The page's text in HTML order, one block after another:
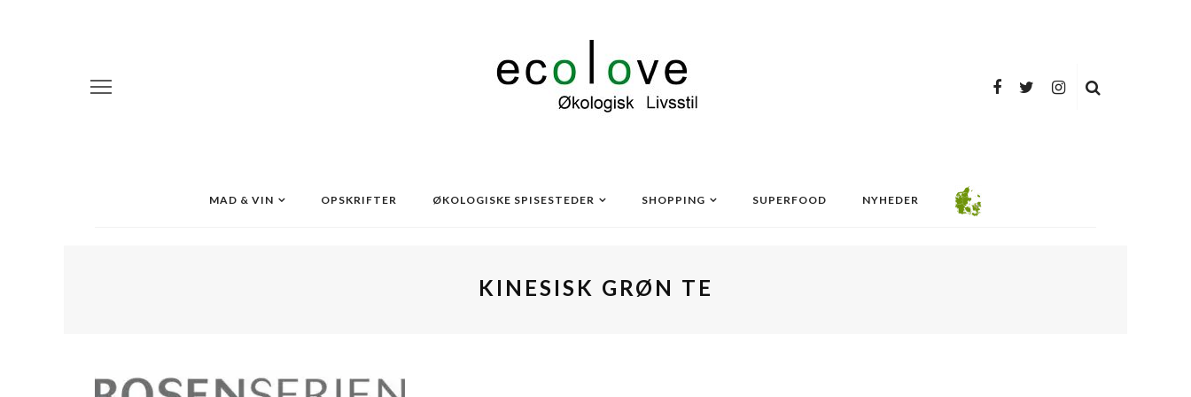
MAD & VIN OPSKRIFTER ØKOLOGISKE SPISESTEDER SHOPPING SUPERFOOD NYHEDER
KINESISK GRØN TE